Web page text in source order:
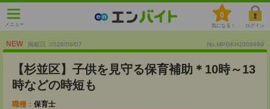
メニュー
0
気になる！ ログイン
NEW 掲載日 :2026/08/07 No.MPGKH1009999
【杉並区】子供を見守る保育補助＊10時～13
時などの時短も
職種： 保育士